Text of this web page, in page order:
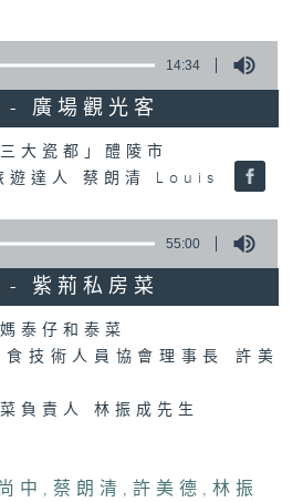
14:34
廣場觀光客
大瓷都」醴陵市
遊達人 蔡朗清 Louis
55:00
紫荊私房菜
泰仔和泰菜
技術人員協會理事長 許美
負責人 林振成先生
中 ,蔡朗清 ,許美德 ,林振